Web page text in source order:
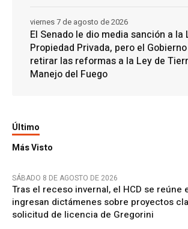
El Senado le dio media sanción a la
Propiedad Privada, pero el
retirar las reformas a la Ley de
Manejo del Fuego
viernes 7 de agosto de 2026
Último
Más Visto
SÁBADO 8 DE AGOSTO DE 2026
Tras el receso invernal, el HCD se reúne
ingresan dictámenes sobre proyectos
solicitud de licencia de Gregorini